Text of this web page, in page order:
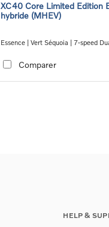
XC40 Core Limited Edition
hybride (MHEV)
Essence | Vert Séquoia | 7-speed
Comparer
HELP &